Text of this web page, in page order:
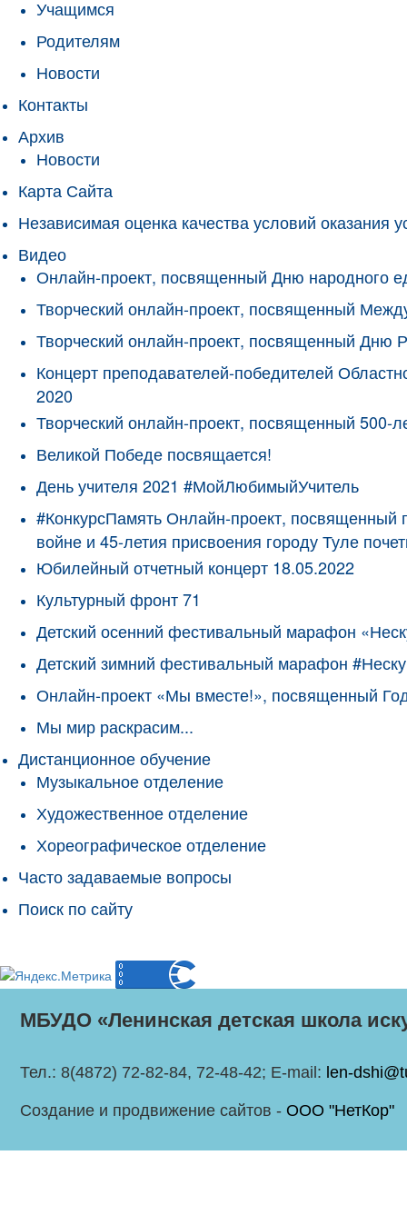
Учащимся
Родителям
Новости
Контакты
Архив
Новости
Карта Сайта
Независимая оценка качества условий оказания
Видео
Онлайн-проект, посвященный Дню народного
Творческий онлайн-проект, посвященный
Творческий онлайн-проект, посвященный Дню
Концерт преподавателей-победителей
2020
Творческий онлайн-проект, посвященный 500-
Великой Победе посвящается!
День учителя 2021 #МойЛюбимыйУчитель
#КонкурсПамять Онлайн-проект,
войне и 45-летия присвоения городу Туле
Юбилейный отчетный концерт 18.05.2022
Культурный фронт 71
Детский осенний фестивальный марафон
Детский зимний фестивальный марафон
Онлайн-проект «Мы вместе!», посвященный
Мы мир раскрасим...
Дистанционное обучение
Музыкальное отделение
Художественное отделение
Хореографическое отделение
Часто задаваемые вопросы
Поиск по сайту
МБУДО «Ленинская детская школа
Тел.: 8(4872) 72-82-84, 72-48-42; E-mail: len-
Создание и продвижение сайтов - ООО "НетКор"